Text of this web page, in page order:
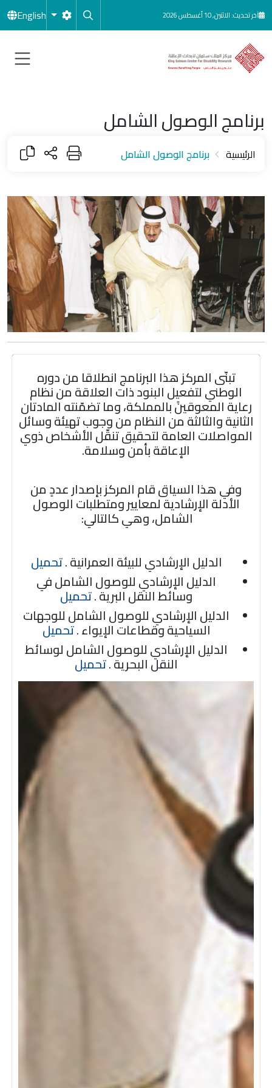
تجاوز إلى المحتوى الرئيسي
آخر تحديث: الاثنين, 10 أغسطس 2026 English
برنامج الوصول الشامل
الرئيسية برنامج الوصول الشامل
تبنّى المركز هذا البرنامج انطلاقا من دوره
الوطني لتفعيل البنود ذات العلاقة من نظام
رعاية المعوقينً بالمملكة، وما تضمّنته المادتان
الثانية والثالثة من النظام من وجوب تهيئة وسائل
المواصلات العامة لتحقيق تنقّل الأشخاص ذوي
الإعاقة بأمن وسلامة.
وفي هذا السياق قام المركز بإصدار عددٍ من
الأدلة الإرشادية لمعايير ومتطلبات الوصول
الشامل، وهي كالتالي:
الدليل الإرشادي للبيئة العمرانية .تحميل
الدليل الإرشادي للوصول الشامل في
وسائط النقل البرية .تحميل
الدليل الإرشادي للوصول الشامل للوجهات
السياحية وقطاعات الإيواء .تحميل
الدليل الإرشادي للوصول الشامل لوسائط
النقل البحرية .تحميل